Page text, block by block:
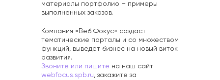
материалы портфолио – примеры
выполненных заказов.
Компания «Веб Фокус» создаст
тематические порталы и со множеством
функций, выведет бизнес на новый виток
развития.
Звоните или пишите на наш сайт
webfocus.spb.ru, закажите за